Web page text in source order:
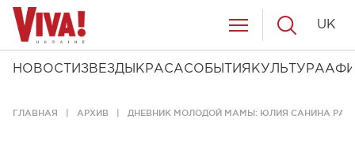
НОВОСТИ ЗВЕЗДЫ КРАСАСОБЫТИЯ КУЛЬТУРА
UK
ГЛАВНАЯ АРХИВ ДНЕВНИК МОЛОДОЙ МАМЫ: ЮЛИЯ САНИНА